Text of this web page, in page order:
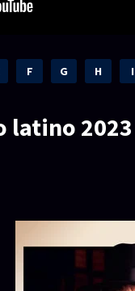
F G H I
latino 2023